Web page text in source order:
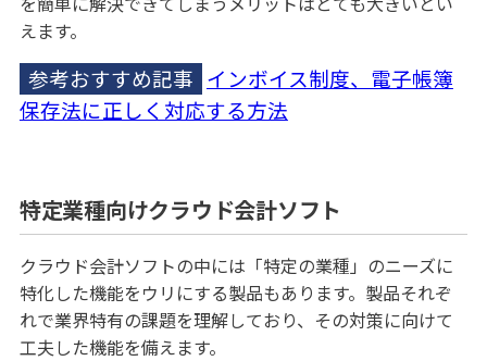
えます。
参考おすすめ記事 インボイス制度、電子帳簿
保存法に正しく対応する方法
特定業種向けクラウド会計ソフト
クラウド会計ソフトの中には「特定の業種」のニーズに
特化した機能をウリにする製品もあります。製品それぞ
れで業界特有の課題を理解しており、その対策に向けて
工夫した機能を備えます。